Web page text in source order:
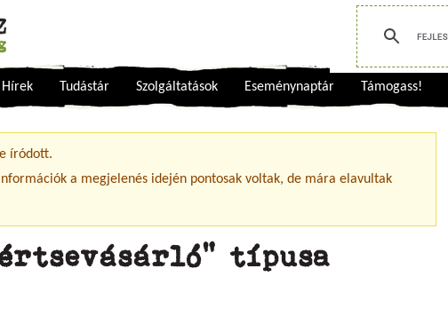
Hírek Tudástár Szolgáltatások Eseménynaptár Támogass!
íródott.
a megjelenés idején pontosak voltak, de mára elavultak
típusa